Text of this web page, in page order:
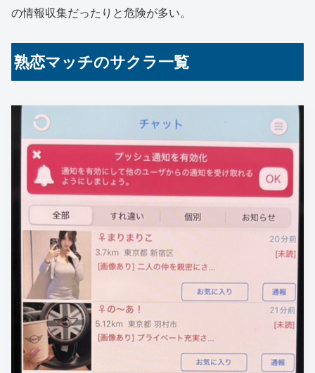
の情報収集だったりと危険が多い。
熟恋マッチのサクラ一覧